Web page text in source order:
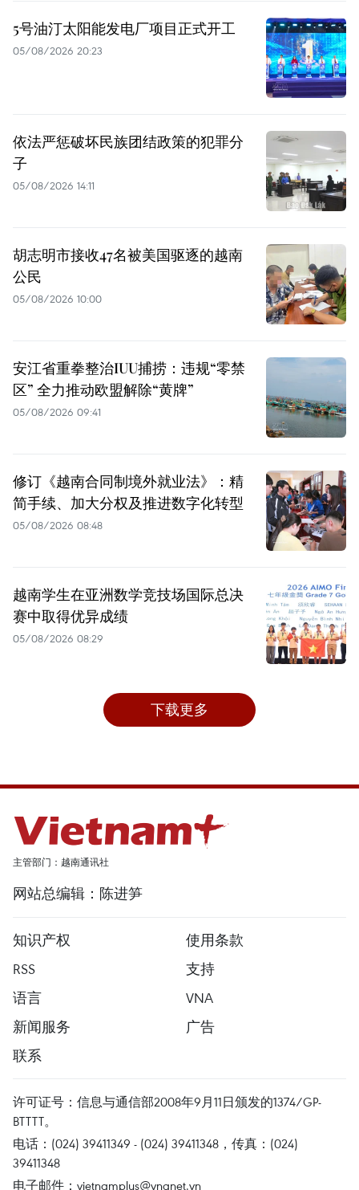
5号油汀太阳能发电厂项目正式开工
05/08/2026 20:23
依法严惩破坏民族团结政策的犯罪分
子
05/08/2026 14:11
胡志明市接收47名被美国驱逐的越南
公民
05/08/2026 10:00
安江省重拳整治IUU捕捞：违规“零禁
区” 全力推动欧盟解除“黄牌”
05/08/2026 09:41
修订《越南合同制境外就业法》：精
简手续、加大分权及推进数字化转型
05/08/2026 08:48
越南学生在亚洲数学竞技场国际总决
赛中取得优异成绩
05/08/2026 08:29
下载更多
主管部门：越南通讯社
网站总编辑：陈进笋
知识产权
使用条款
RSS
支持
语言
VNA
新闻服务
广告
联系
许可证号：信息与通信部2008年9月11日颁发的1374/GP-
BTTTT。
电话：(024) 39411349 - (024) 39411348，传真：(024)
39411348
电子邮件： vietnamplus@vnanet.vn